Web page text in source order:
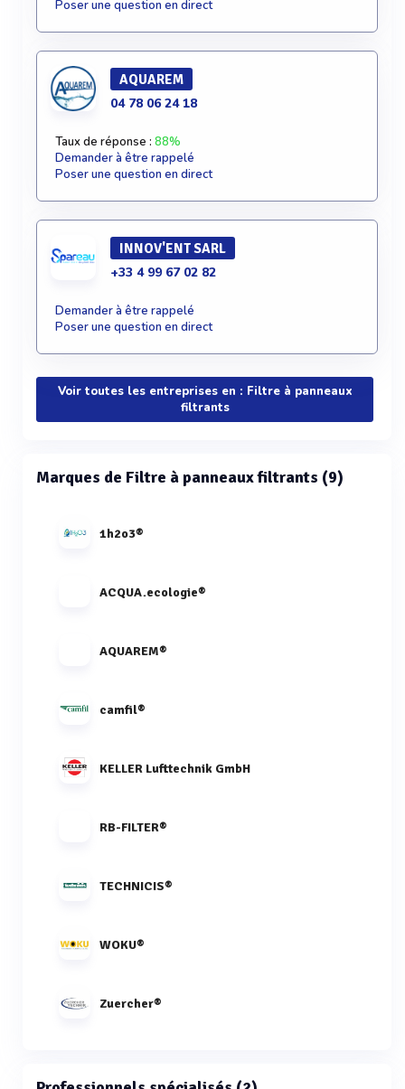
Poser une question en direct
AQUAREM
04 78 06 24 18
Taux de réponse : 88%
Demander à être rappelé
Poser une question en direct
INNOV'ENT SARL
+33 4 99 67 02 82
Demander à être rappelé
Poser une question en direct
Voir toutes les entreprises en : Filtre à panneaux
filtrants
Marques de Filtre à panneaux filtrants (9)
1h2o3®
ACQUA.ecologie®
AQUAREM®
camfil®
KELLER Lufttechnik GmbH
RB-FILTER®
TECHNICIS®
WOKU®
Zuercher®